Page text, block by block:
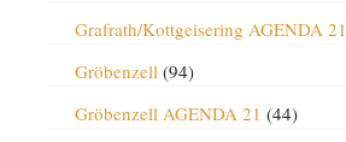
Grafrath/Kottgeisering AGENDA 21
Gröbenzell(94)
Gröbenzell AGENDA 21 (44)